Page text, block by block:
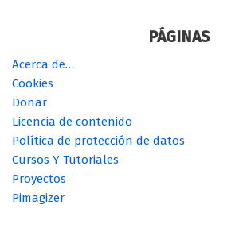
PÁGINAS
Acerca de…
Cookies
Donar
Licencia de contenido
Política de protección de datos
Cursos Y Tutoriales
Proyectos
Pimagizer